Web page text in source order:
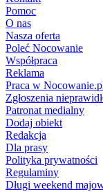
Pomoc
O nas
Nasza oferta
Poleć Nocowanie
Współpraca
Reklama
Praca w
Zgłoszenia
Patronat medialny
Dodaj obiekt
Redakcja
Dla prasy
Polityka prywatności
Regulaminy
Długi weekend